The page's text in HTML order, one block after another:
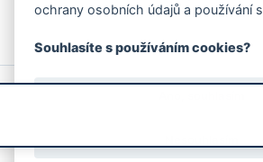
© 2026 Magistrát města Zlína
ochrany osobních údajů a používání
Souhlasíte s používáním cookies?